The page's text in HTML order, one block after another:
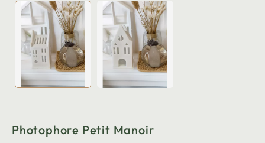
Photophore Petit Manoir